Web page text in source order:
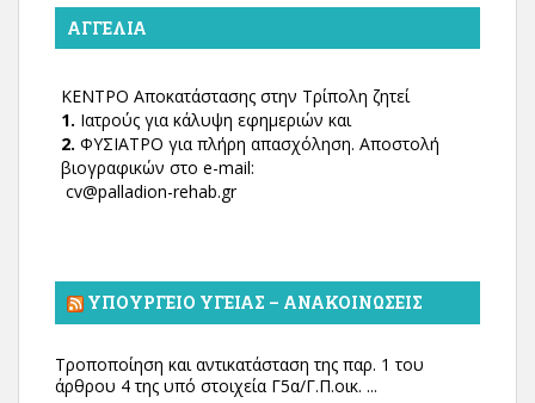
ΑΓΓΕΛΊΑ
ΚΕΝΤΡΟ Αποκατάστασης στην Τρίπολη ζητεί
1. Ιατρούς για κάλυψη εφημεριών και
2. ΦΥΣΙΑΤΡΟ για πλήρη απασχόληση. Αποστολή
βιογραφικών στο e-mail:
cv@palladion-rehab.gr
ΥΠΟΥΡΓΕΊΟ ΥΓΕΊΑΣ – ΑΝΑΚΟΙΝΏΣΕΙΣ
Τροποποίηση και αντικατάσταση της παρ. 1 του
άρθρου 4 της υπό στοιχεία Γ5α/Γ.Π.οικ. ...